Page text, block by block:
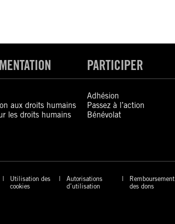
aux droits humains
les droits humains
PARTICIPER
Adhésion
Passez à l’action
Bénévolat
Utilisation des
cookies
Autorisations
d’utilisation
Remboursement
des dons